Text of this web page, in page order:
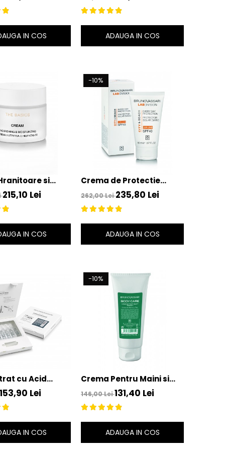
Eye
Bruno Vassari
IN COS
Cream – Bruno Vassari
ADAUGA IN COS
si
50ml - Cream
&
– Bruno
215,10 Lei
IN COS
-10%
Crema de Protectie
Solara FPS40 50ml - City
& Beach Everyday
Protection SPF40 – Bruno
Vassari
262,00 Lei235,80 Lei
ADAUGA IN COS
cu Acid
4D + B5 6x2ml
Acid + B5
153,90 Lei
IN COS
-10%
Crema Pentru Maini si
Picioare 200ml - Hand &
Foot Silky Touch – Bruno
Vassari
146,00 Lei131,40 Lei
ADAUGA IN COS